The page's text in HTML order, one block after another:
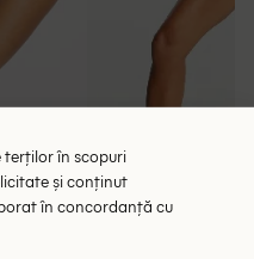
terților în scopuri
și conținut
în concordanță cu